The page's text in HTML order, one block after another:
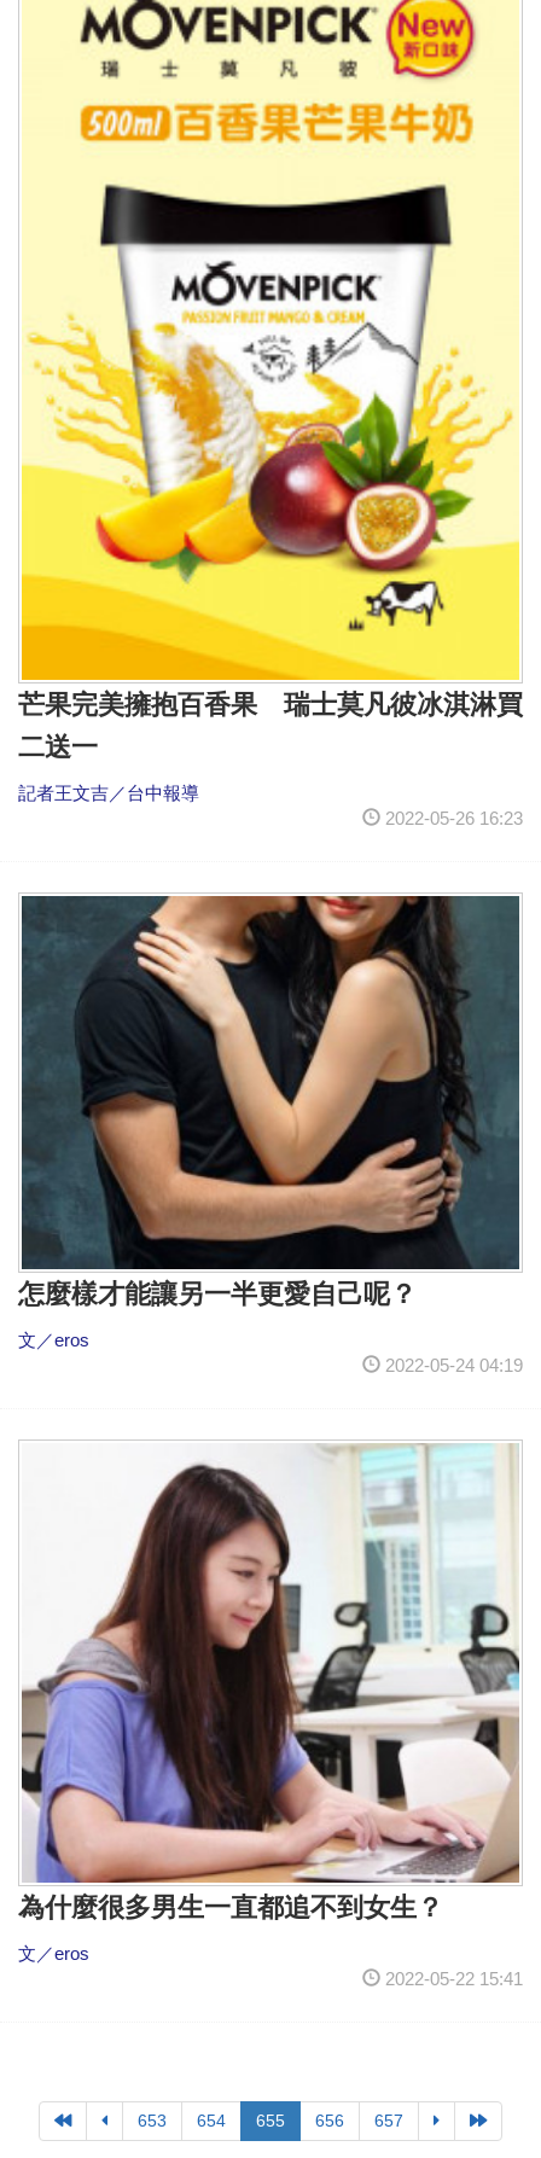
芒果完美擁抱百香果 瑞士莫凡彼冰淇淋買
二送一
記者王文吉／台中報導
2022-05-26 16:23
怎麼樣才能讓另一半更愛自己呢？
文／eros
2022-05-24 04:19
為什麼很多男生一直都追不到女生？
文／eros
2022-05-22 15:41
653 654 655 656 657